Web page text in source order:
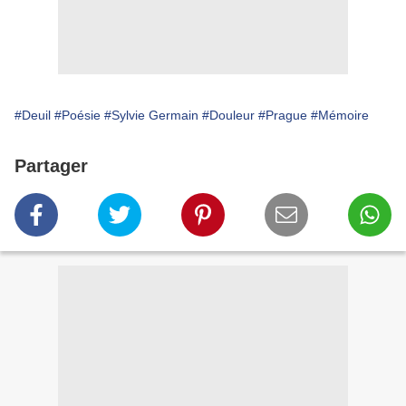
#Deuil #Poésie #Sylvie Germain #Douleur #Prague #Mémoire
Partager